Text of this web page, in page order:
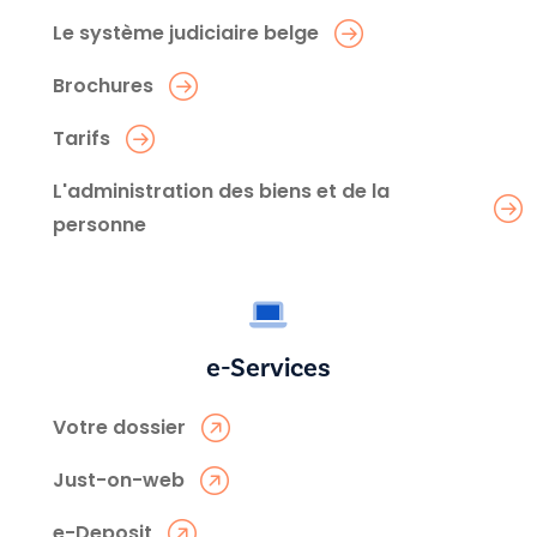
Le système judiciaire belge
Brochures
Tarifs
L'administration des biens et de la
personne
e-Services
Votre dossier
Just-on-web